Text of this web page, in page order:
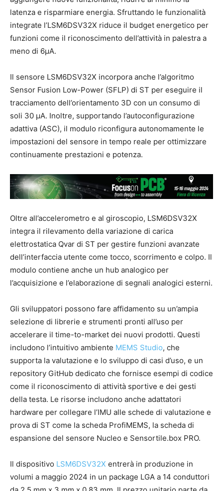
latenza e risparmiare energia. Sfruttando le funzionalità
integrate l’LSM6DSV32X riduce il budget energetico per
funzioni come il riconoscimento dell’attività in palestra a
meno di 6μA.
Il sensore LSM6DSV32X incorpora anche l’algoritmo
Sensor Fusion Low-Power (SFLP) di ST per eseguire il
tracciamento dell’orientamento 3D con un consumo di
soli 30 µA. Inoltre, supportando l’autoconfigurazione
adattiva (ASC), il modulo riconfigura autonomamente le
impostazioni del sensore in tempo reale per ottimizzare
continuamente prestazioni e potenza.
Oltre all’accelerometro e al giroscopio, LSM6DSV32X
integra il rilevamento della variazione di carica
elettrostatica Qvar di ST per gestire funzioni avanzate
dell’interfaccia utente come tocco, scorrimento e colpo. Il
modulo contiene anche un hub analogico per
l’acquisizione e l’elaborazione di segnali analogici esterni.
Gli sviluppatori possono fare affidamento su un’ampia
selezione di librerie e strumenti pronti all’uso per
accelerare il time-to-market dei nuovi prodotti. Questi
includono l’intuitivo ambiente MEMS Studio, che
supporta la valutazione e lo sviluppo di casi d’uso, e un
repository GitHub dedicato che fornisce esempi di codice
come il riconoscimento di attività sportive e dei gesti
della testa. Le risorse includono anche adattatori
hardware per collegare l’IMU alle schede di valutazione e
prova di ST come la scheda ProfiMEMS, la scheda di
espansione del sensore Nucleo e Sensortile.box PRO.
Il dispositivo LSM6DSV32X entrerà in produzione in
volumi a maggio 2024 in un package LGA a 14 conduttori